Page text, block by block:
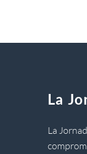
La
La